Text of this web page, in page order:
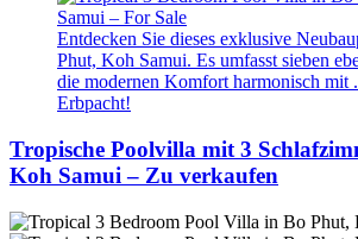
Entdecken Sie dieses exklusive
Phut, Koh Samui. Es umfasst sieben
die modernen Komfort harmonisch mit
Erbpacht!
Tropische Poolvilla mit 3
Koh Samui – Zu verkaufen